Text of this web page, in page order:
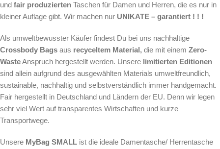
und fair produzierten Taschen für Damen und Herren, die es nur in
kleiner Auflage gibt. Wir machen nur UNIKATE – garantiert ! ! !
Als umweltbewusster Käufer findest Du bei uns nachhaltige
Crossbody Bags aus recyceltem Material, die mit einem Zero-
WasteAnspruch hergestellt werden. Unsere limitierten Editionen
sind allein aufgrund des ausgewählten Materials umweltfreundlich,
sustainable, nachhaltig und selbstverständlich immer handgemacht.
Fair hergestellt in Deutschland und Ländern der EU. Denn wir legen
sehr viel Wert auf transparentes Wirtschaften und kurze
Transportwege.
Unsere MyBag SMALL ist die ideale Damentasche/ Herrentasche